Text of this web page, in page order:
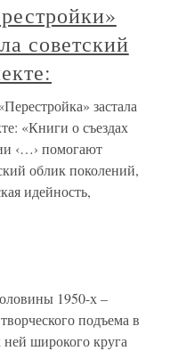
советский
застала
«Книги о съездах
‹…› помогают
облик поколений,
идейность,
1950-х –
подъема в
ней широкого круга